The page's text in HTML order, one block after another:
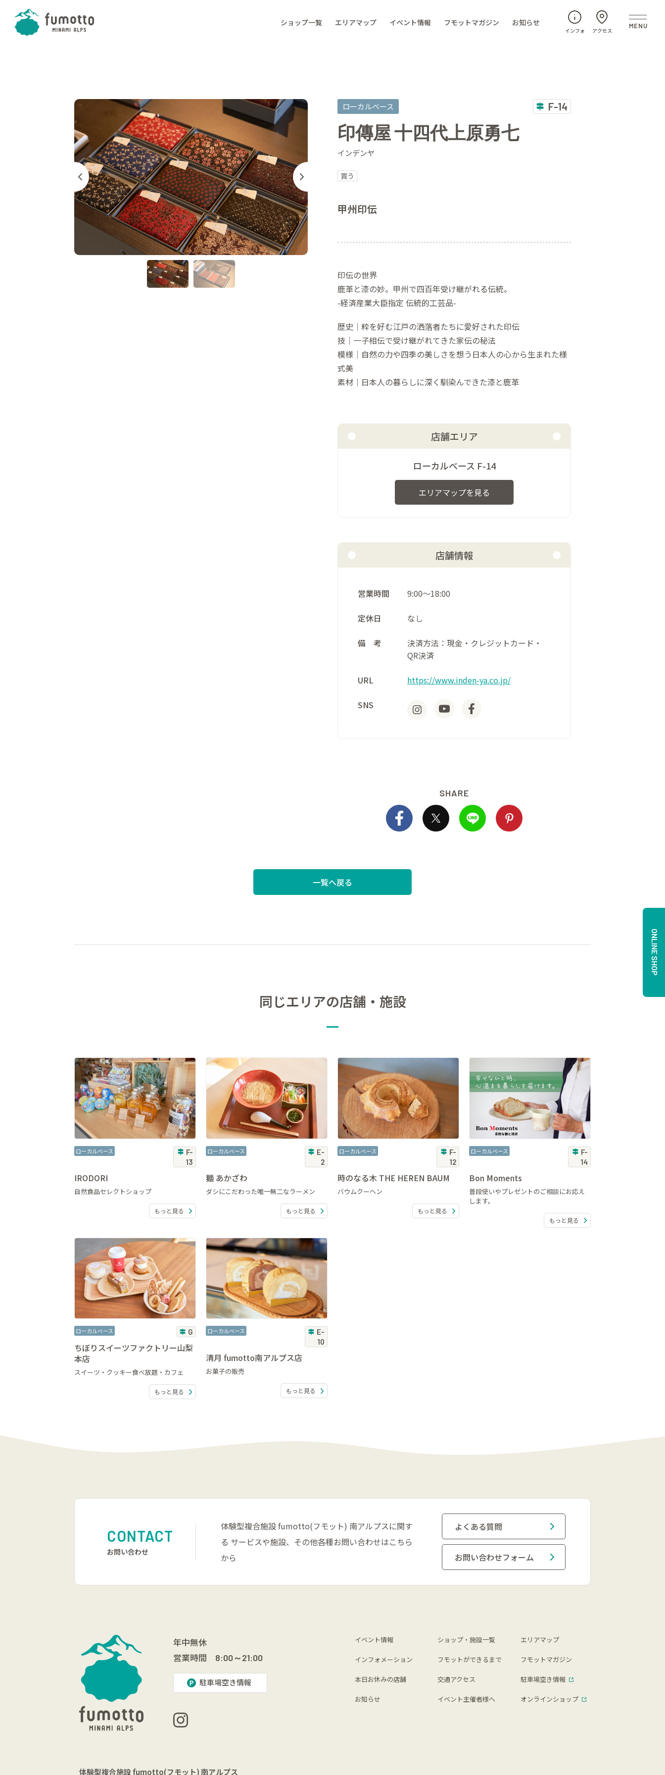
ショップ一覧 エリアマップ イベント情報 フモットマガジン お知らせ
インフォ アクセス
ローカルベース F-14
印傳屋 十四代上原勇七
インデンヤ
買う
甲州印伝
印伝の世界
鹿革と漆の妙。甲州で四百年受け継がれる伝統。
-経済産業大臣指定 伝統的工芸品-
歴史｜粋を好む江戸の洒落者たちに愛好された印伝
技｜一子相伝で受け継がれてきた家伝の秘法
模様｜自然の力や四季の美しさを想う日本人の心から生まれた様
式美
素材｜日本人の暮らしに深く馴染んできた漆と鹿革
店舗エリア
ローカルベース F-14
エリアマップを見る
店舗情報
営業時間 9:00～18:00
定休日 なし
備 考
決済方法：現金・クレジットカード・
QR決済
URL https://www.inden-ya.co.jp/
SNS
SHARE
一覧へ戻る
同じエリアの店舗・施設
ローカルベース
F-
13
IRODORI
自然食品セレクトショップ
もっと見る
ローカルベース
E-
2
麺 あかざわ
ダシにこだわった唯一無二なラーメン
もっと見る
ローカルベース
F-
12
時のなる木 THE HEREN BAUM
バウムクーヘン
もっと見る
ローカルベース
F-
14
Bon Moments
普段使いやプレゼントのご相談にお応え
します。
もっと見る
ローカルベース G
ちぼりスイーツファクトリー山梨
本店
スイーツ・クッキー食べ放題・カフェ
もっと見る
ローカルベース
E-
10
清月 fumotto南アルプス店
お菓子の販売
もっと見る
CONTACT
お問い合わせ
体験型複合施設 fumotto(フモット) 南アルプスに関す
る サービスや施設、その他各種お問い合わせはこちら
から
よくある質問
お問い合わせフォーム
イベント情報 ショップ・施設一覧 エリアマップ
インフォメーション フモットができるまで フモットマガジン
本日お休みの店舗 交通アクセス 駐車場空き情報
お知らせ イベント主催者様へ オンラインショップ
年中無休
営業時間
8:00～21:00
駐車場空き情報
体験型複合施設fumotto(フモット) 南アルプス
ONLINE SHOP